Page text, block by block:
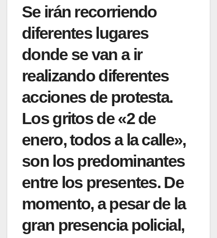
Se irán recorriendo
diferentes lugares
donde se van a ir
realizando diferentes
acciones de protesta.
Los gritos de «2 de
enero, todos a la calle»,
son los predominantes
entre los presentes. De
momento, a pesar de la
gran presencia policial,